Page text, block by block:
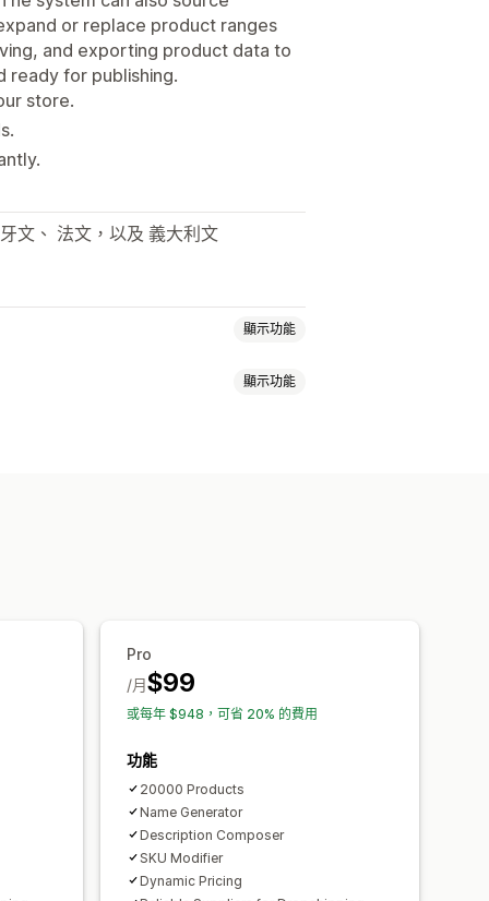
or replace product ranges
and exporting product data to
ready for publishing.
store.
文、 法文，以及 義大利文
顯示功能
顯示功能
Pro
$99
/月
或每年 $948，可省 20% 的費用
功能
20000 Products
Name Generator
Description Composer
SKU Modifier
Dynamic Pricing